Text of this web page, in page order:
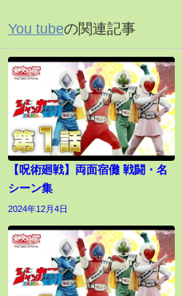
You tubeの関連記事
【呪術廻戦】両面宿儺 戦闘・名
シーン集
2024年12月4日